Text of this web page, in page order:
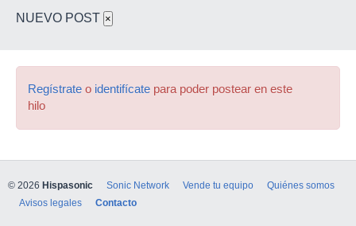
NUEVO POST ×
Regístrate o identifícate para poder postear en este
hilo
© 2026 Hispasonic Sonic Network Vende tu equipo
Quiénes somos
Avisos legales
Contacto